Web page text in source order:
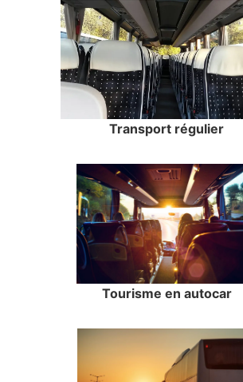
Transport régulier
Tourisme en autocar